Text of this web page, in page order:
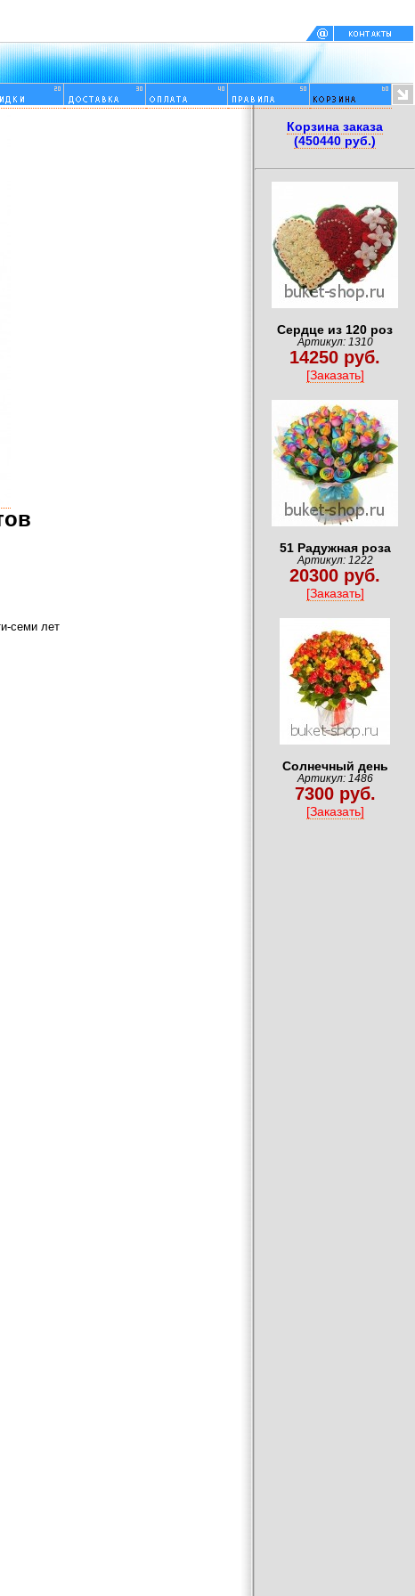
семи лет
Корзина заказа
(450440 руб.)
Сердце из 120 роз
Артикул: 1310
14250 руб.
[Заказать]
51 Радужная роза
Артикул: 1222
20300 руб.
[Заказать]
Солнечный день
Артикул: 1486
7300 руб.
[Заказать]